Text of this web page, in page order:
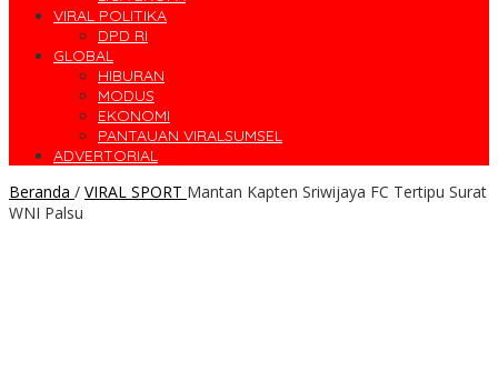
VIRAL POLITIKA
DPD RI
GLOBAL
HIBURAN
MODUS
EKONOMI
PANTAUAN VIRALSUMSEL
ADVERTORIAL
Beranda / VIRAL SPORT Mantan Kapten Sriwijaya FC Tertipu Surat
WNI Palsu